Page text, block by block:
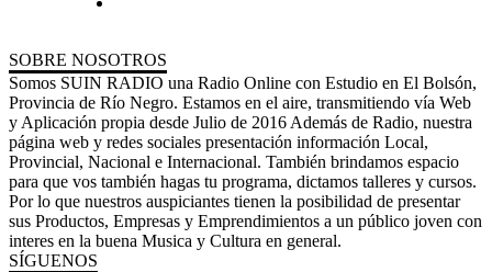
SOBRE NOSOTROS
Somos SUIN RADIO una Radio Online con Estudio en El Bolsón,
Provincia de Río Negro. Estamos en el aire, transmitiendo vía Web
y Aplicación propia desde Julio de 2016 Además de Radio, nuestra
página web y redes sociales presentación información Local,
Provincial, Nacional e Internacional. También brindamos espacio
para que vos también hagas tu programa, dictamos talleres y cursos.
Por lo que nuestros auspiciantes tienen la posibilidad de presentar
sus Productos, Empresas y Emprendimientos a un público joven con
interes en la buena Musica y Cultura en general.
SÍGUENOS